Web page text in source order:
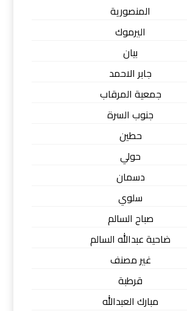
المنصورية
اليرموك
بيان
جابر الاحمد
جمعية المرقاب
جنوب السرة
حطين
حولي
دسمان
سلوي
صباح السالم
ضاحية عبدالله السالم
غير مصنف
قرطبة
مبارك العبدالله